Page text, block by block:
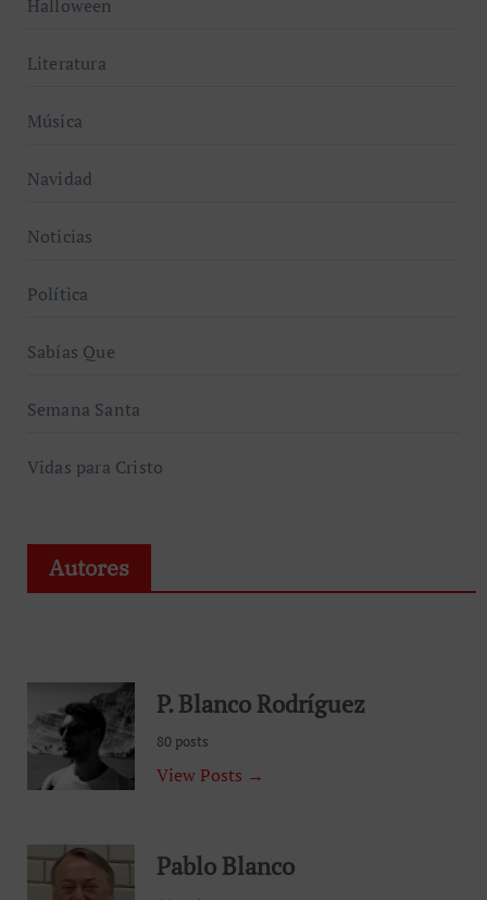
Halloween
Literatura
Música
Navidad
Noticias
Política
Sabías Que
Semana Santa
Vidas para Cristo
Autores
P. Blanco Rodríguez
80 posts
View Posts →
Pablo Blanco